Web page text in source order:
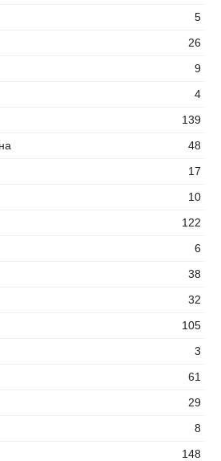
5
26
9
4
139
48
17
10
122
6
38
32
105
3
61
29
8
148